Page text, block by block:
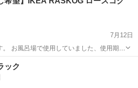
々のためのボランティア活動です。 皆さ
た物を、...
7月12日
。 お風呂場で使用していました、使用期間
お渡しいたします。 よろしくお願
収納家具
ック